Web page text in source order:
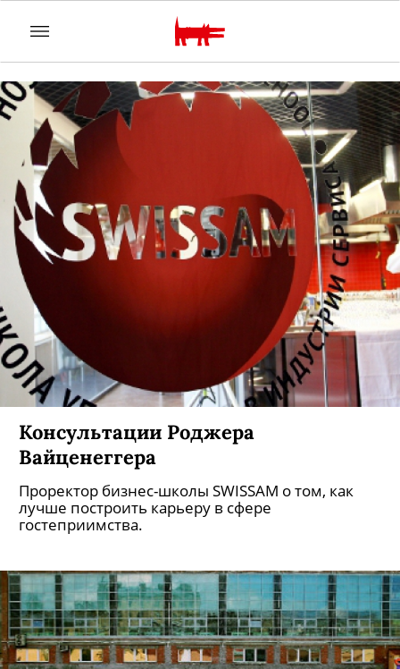
Консультации Роджера
Вайценеггера
Проректор бизнес-школы SWISSAM о том, как
лучше построить карьеру в сфере
гостеприимства.